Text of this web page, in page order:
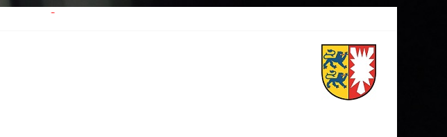
* Föhrden-Barl *
*